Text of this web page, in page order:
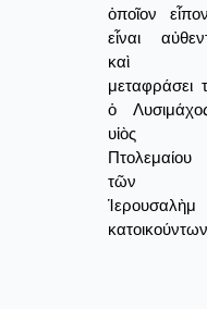
ὁποῖον
εἶναι
καὶ
μεταφράσει
ὁ
υἱὸς
τῶν
Ἱερουσαλὴμ